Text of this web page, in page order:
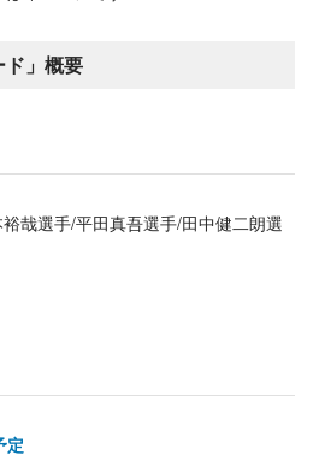
ド」概要
哉選手/平田真吾選手/田中健二朗選
定